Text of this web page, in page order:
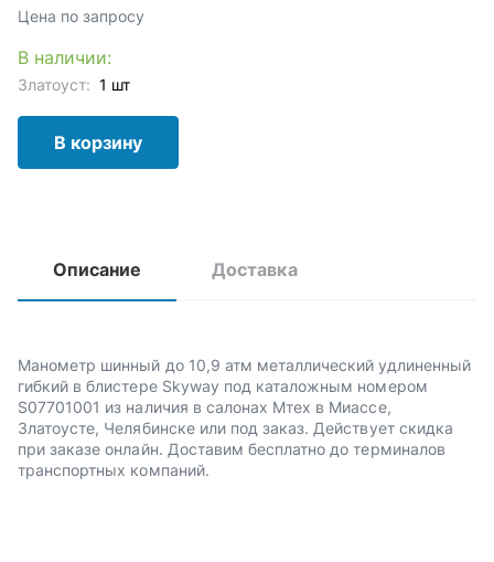
Цена по запросу
В наличии:
Златоуст: 1 шт
В корзину
Описание Доставка
Манометр шинный до 10,9 атм металлический удлиненный
гибкий в блистере Skyway под каталожным номером
S07701001 из наличия в салонах Мтех в Миассе,
Златоусте, Челябинске или под заказ. Действует скидка
при заказе онлайн. Доставим бесплатно до терминалов
транспортных компаний.